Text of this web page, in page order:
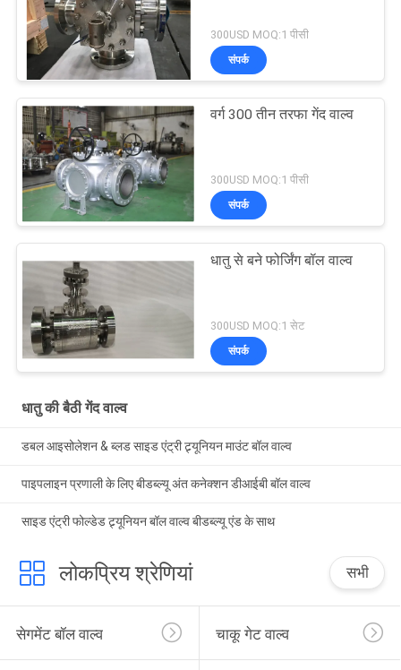
300USD MOQ:1 पीसी
संपर्क
वर्ग 300 तीन तरफा गेंद वाल्व
300USD MOQ:1 पीसी
संपर्क
धातु से बने फोर्जिंग बॉल वाल्व
300USD MOQ:1 सेट
संपर्क
धातु की बैठी गेंद वाल्व
डबल आइसोलेशन & ब्लड साइड एंट्री ट्र्यूनियन माउंट बॉल वाल्व
पाइपलाइन प्रणाली के लिए बीडब्ल्यू अंत कनेक्शन डीआईबी बॉल वाल्व
साइड एंट्री फोल्डेड ट्र्यूनियन बॉल वाल्व बीडब्ल्यू एंड के साथ
लोकप्रिय श्रेणियां सभी
सेगमेंट बॉल वाल्व चाकू गेट वाल्व